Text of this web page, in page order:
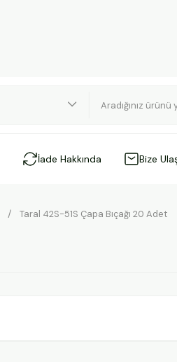
İade Hakkında Bize
Taral 42S-51S Çapa Bıçağı 20 Adet